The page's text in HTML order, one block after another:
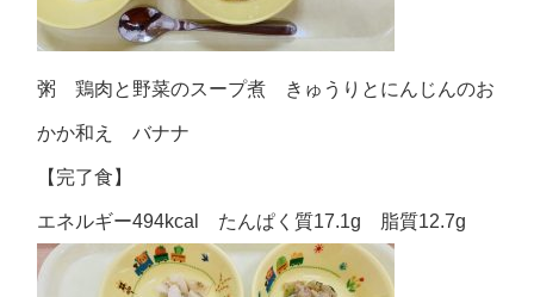
粥 鶏肉と野菜のスープ煮 きゅうりとにんじんのお
かか和え バナナ
【完了食】
エネルギー494kcal たんぱく質17.1g 脂質12.7g